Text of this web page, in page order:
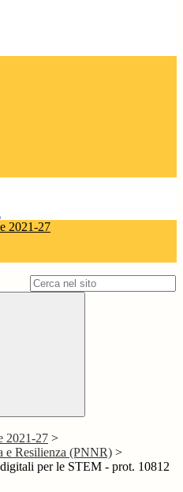
2021-27
2021-27 >
e Resilienza (PNNR) >
per le STEM - prot. 10812